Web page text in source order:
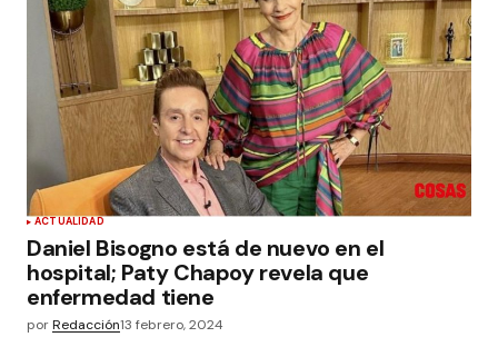
ACTUALIDAD
Daniel Bisogno está de nuevo en el
hospital; Paty Chapoy revela que
enfermedad tiene
porRedacción13 febrero, 2024